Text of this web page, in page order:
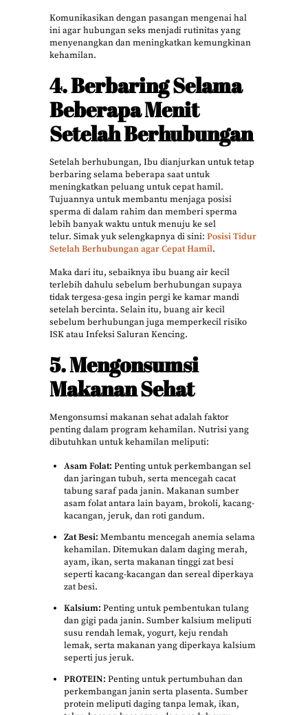
Komunikasikan dengan pasangan mengenai hal
ini agar hubungan seks menjadi rutinitas yang
menyenangkan dan meningkatkan kemungkinan
kehamilan.
4. Berbaring Selama
Beberapa Menit
Setelah Berhubungan
Setelah berhubungan, Ibu dianjurkan untuk tetap
berbaring selama beberapa saat untuk
meningkatkan peluang untuk cepat hamil.
Tujuannya untuk membantu menjaga posisi
sperma di dalam rahim dan memberi sperma
lebih banyak waktu untuk menuju ke sel
telur. Simak yuk selengkapnya di sini:Posisi Tidur
Setelah Berhubungan agar Cepat Hamil.
Maka dari itu, sebaiknya ibu buang air kecil
terlebih dahulu sebelum berhubungan supaya
tidak tergesa-gesa ingin pergi ke kamar mandi
setelah bercinta. Selain itu, buang air kecil
sebelum berhubungan juga memperkecil risiko
ISK atau Infeksi Saluran Kencing.
5. Mengonsumsi
Makanan Sehat
Mengonsumsi makanan sehat adalah faktor
penting dalam program kehamilan. Nutrisi yang
dibutuhkan untuk kehamilan meliputi:
Asam Folat:Penting untuk perkembangan sel
dan jaringan tubuh, serta mencegah cacat
tabung saraf pada janin. Makanan sumber
asam folat antara lain bayam, brokoli, kacang-
kacangan, jeruk, dan roti gandum.
Zat Besi:Membantu mencegah anemia selama
kehamilan. Ditemukan dalam daging merah,
ayam, ikan, serta makanan tinggi zat besi
seperti kacang-kacangan dan sereal diperkaya
zat besi.
Kalsium: Penting untuk pembentukan tulang
dan gigi pada janin. Sumber kalsium meliputi
susu rendah lemak, yogurt, keju rendah
lemak, serta makanan yang diperkaya kalsium
seperti jus jeruk.
PROTEIN:Penting untuk pertumbuhan dan
perkembangan janin serta plasenta. Sumber
protein meliputi daging tanpa lemak, ikan,